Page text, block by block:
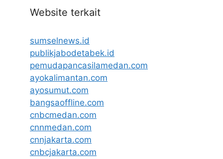
Website terkait
sumselnews.id
publikjabodetabek.id
pemudapancasilamedan.com
ayokalimantan.com
ayosumut.com
bangsaoffline.com
cnbcmedan.com
cnnmedan.com
cnnjakarta.com
cnbcjakarta.com